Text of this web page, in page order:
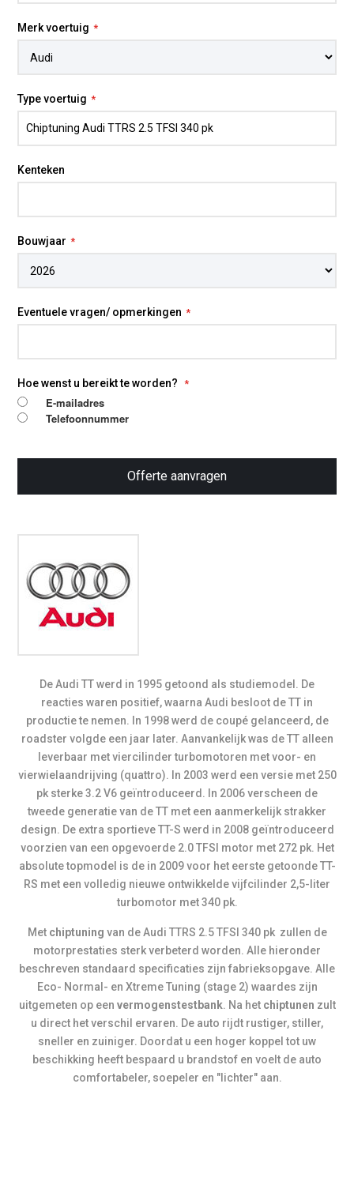
Merk voertuig
Type voertuig
Kenteken
Bouwjaar
Eventuele vragen/ opmerkingen
Hoe wenst u bereikt te worden?
E-mailadres
Telefoonnummer
Offerte aanvragen
De Audi TT werd in 1995 getoond als studiemodel. De
reacties waren positief, waarna Audi besloot de TT in
productie te nemen. In 1998 werd de coupé gelanceerd, de
roadster volgde een jaar later. Aanvankelijk was de TT alleen
leverbaar met viercilinder turbomotoren met voor- en
vierwielaandrijving (quattro). In 2003 werd een versie met 250
pk sterke 3.2 V6 geïntroduceerd. In 2006 verscheen de
tweede generatie van de TT met een aanmerkelijk strakker
design. De extra sportieve TT-S werd in 2008 geïntroduceerd
voorzien van een opgevoerde 2.0 TFSI motor met 272 pk. Het
absolute topmodel is de in 2009 voor het eerste getoonde TT-
RS met een volledig nieuwe ontwikkelde vijfcilinder 2,5-liter
turbomotor met 340 pk.
Met chiptuning van de Audi TTRS 2.5 TFSI 340 pk zullen de
motorprestaties sterk verbeterd worden. Alle hieronder
beschreven standaard specificaties zijn fabrieksopgave. Alle
Eco- Normal- en Xtreme Tuning (stage 2) waardes zijn
uitgemeten op een vermogenstestbank. Na het chiptunen zult
u direct het verschil ervaren. De auto rijdt rustiger, stiller,
sneller en zuiniger. Doordat u een hoger koppel tot uw
beschikking heeft bespaard u brandstof en voelt de auto
comfortabeler, soepeler en "lichter" aan.